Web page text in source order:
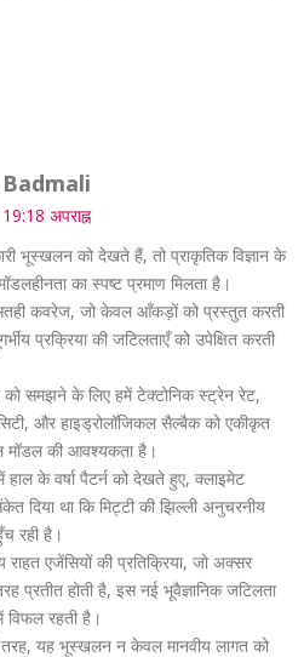
अपराह्न
भूस्खलन को देखते हैं, तो प्राकृतिक विज्ञान के
का स्पष्ट प्रमाण मिलता है।
सतही कवरेज, जो केवल आँकड़ों को प्रस्तुत करती
प्रक्रिया की जटिलताएँ को उपेक्षित करती
को समझने के लिए हमें टेक्टोनिक स्ट्रेन रेट,
और हाइड्रोलॉजिकल सैल्बैक को एकीकृत
मॉडल की आवश्यकता है।
हाल के वर्षा पैटर्न को देखते हुए, क्लाइमेट
दिया था कि मिट्टी की झिल्ली अनुचरनीय
रही है।
राहत एजेंसियों की प्रतिक्रिया, जो अक्सर
प्रतीत होती है, इस नई भूवैज्ञानिक जटिलता
विफल रहती है।
यह भूस्खलन न केवल मानवीय लागत को